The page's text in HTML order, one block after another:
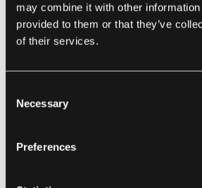
may combine it with other information
provided to them or that they’ve
of their services.
Selection
Necessary
Preferences
bleiben und proaktiv im
Abhängigkeiten sind, können
Kopfschmerzen der
vermeiden und sich auf den
Konzept der Dependency-Hölle